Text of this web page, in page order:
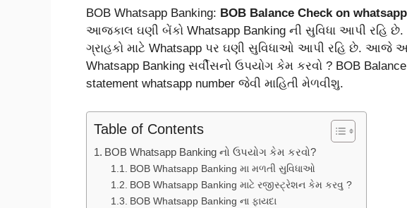
BOB Whatsapp Banking: BOB Balance Check on
આજકાલ ઘણી બેંકો Whatsapp Banking ની સુવિધા આપી રહિ
ગ્રાહકો માટે Whatsapp પર ઘણી સુવિધાઓ આપી રહિ છે. આજે
Whatsapp Banking સર્વીસનો ઉપયોગ કેમ કરવો ? BOB
statement whatsapp number જેવી માહિતી મેળવીશુ.
Table of Contents
BOB Whatsapp Banking નો ઉપયોગ કેમ કરવો?
BOB Whatsapp Banking મા મળતી સુવિધાઓ
BOB Whatsapp Banking માટે રજીસ્ટ્રેશન કેમ કરવુ ?
BOB Whatsapp Banking ના ફાયદા